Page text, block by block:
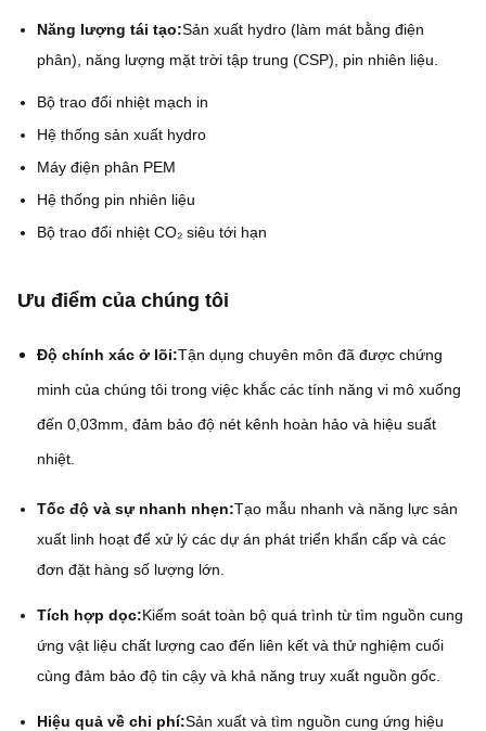
Năng lượng tái tạo:Sản xuất hydro (làm mát bằng điện
phân), năng lượng mặt trời tập trung (CSP), pin nhiên liệu.
Bộ trao đổi nhiệt mạch in
Hệ thống sản xuất hydro
Máy điện phân PEM
Hệ thống pin nhiên liệu
Bộ trao đổi nhiệt CO₂ siêu tới hạn
Ưu điểm của chúng tôi
Độ chính xác ở lõi:Tận dụng chuyên môn đã được chứng
minh của chúng tôi trong việc khắc các tính năng vi mô xuống
đến 0,03mm, đảm bảo độ nét kênh hoàn hảo và hiệu suất
nhiệt.
Tốc độ và sự nhanh nhẹn:Tạo mẫu nhanh và năng lực sản
xuất linh hoạt để xử lý các dự án phát triển khẩn cấp và các
đơn đặt hàng số lượng lớn.
Tích hợp dọc:Kiểm soát toàn bộ quá trình từ tìm nguồn cung
ứng vật liệu chất lượng cao đến liên kết và thử nghiệm cuối
cùng đảm bảo độ tin cậy và khả năng truy xuất nguồn gốc.
Hiệu quả về chi phí:Sản xuất và tìm nguồn cung ứng hiệu